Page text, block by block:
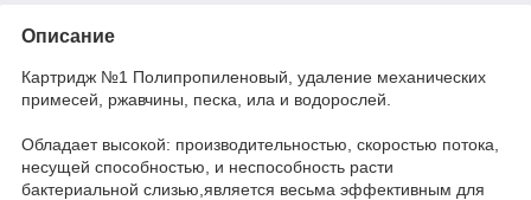
Описание
Картридж №1 Полипропиленовый, удаление механических
примесей, ржавчины, песка, ила и водорослей.
Обладает высокой: производительностью, скоростью потока,
несущей способностью, и неспособность расти
бактериальной слизью,является весьма эффективным для